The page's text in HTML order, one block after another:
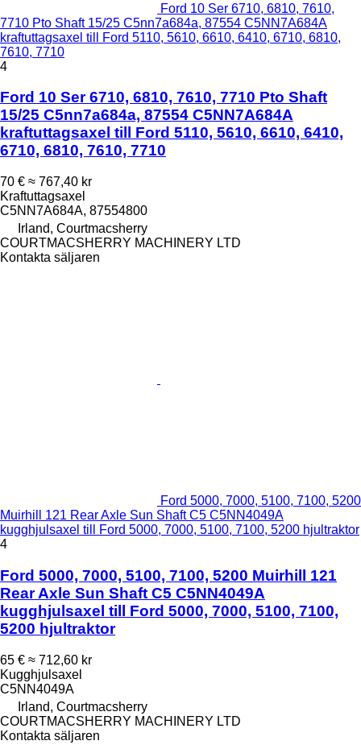
Ford 10 Ser 6710, 6810, 7610,
7710 Pto Shaft 15/25 C5nn7a684a, 87554 C5NN7A684A
kraftuttagsaxel till Ford 5110, 5610, 6610, 6410, 6710, 6810,
7610, 7710
4
Ford 10 Ser 6710, 6810, 7610, 7710 Pto Shaft
15/25 C5nn7a684a, 87554 C5NN7A684A
kraftuttagsaxel till Ford 5110, 5610, 6610, 6410,
6710, 6810, 7610, 7710
70 € ≈ 767,40 kr
Kraftuttagsaxel
C5NN7A684A, 87554800
Irland, Courtmacsherry
COURTMACSHERRY MACHINERY LTD
Kontakta säljaren
Ford 5000, 7000, 5100, 7100, 5200
Muirhill 121 Rear Axle Sun Shaft C5 C5NN4049A
kugghjulsaxel till Ford 5000, 7000, 5100, 7100, 5200 hjultraktor
4
Ford 5000, 7000, 5100, 7100, 5200 Muirhill 121
Rear Axle Sun Shaft C5 C5NN4049A
kugghjulsaxel till Ford 5000, 7000, 5100, 7100,
5200 hjultraktor
65 € ≈ 712,60 kr
Kugghjulsaxel
C5NN4049A
Irland, Courtmacsherry
COURTMACSHERRY MACHINERY LTD
Kontakta säljaren